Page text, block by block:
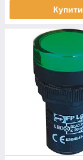
Купити